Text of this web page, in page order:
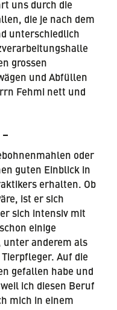
uns durch die
die je nach dem
unterschiedlich
grossen
und Abfüllen
Fehmi nett und
–
oder
guten Einblick in
erhalten. Ob
ist er sich
sich intensiv mit
einige
unter anderem als
Auf die
gefallen habe und
ich diesen Beruf
mich in einem